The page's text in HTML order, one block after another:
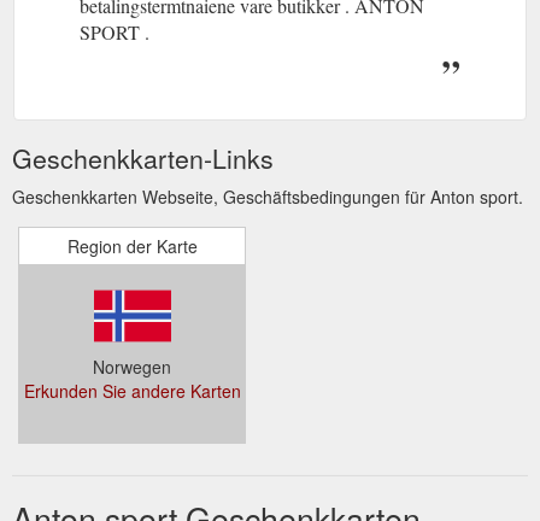
betalingstermtnaiene vare butikker . ANTON
SPORT .
Geschenkkarten-Links
Geschenkkarten Webseite, Geschäftsbedingungen für Anton sport.
Region der Karte
Norwegen
Erkunden Sie andere Karten